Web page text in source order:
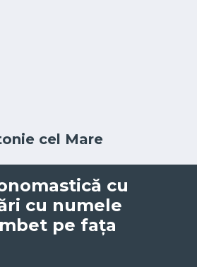
cel Mare
cu
cu numele
pe fața